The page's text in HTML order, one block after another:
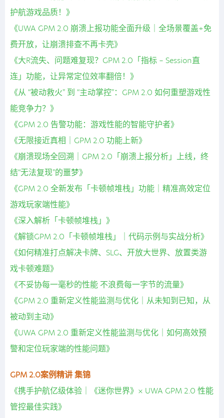
护航游戏品质！》
《UWA GPM 2.0 崩溃上报功能全面升级｜全场景覆盖+免
费开放，让崩溃排查不再卡壳》
《大R流失、问题难复现？GPM 2.0「指标 - Session直
连」功能，让异常定位效率翻倍！》
《从 “被动救火” 到 “主动掌控”：GPM 2.0 如何重塑游戏性
能竞争力？》
《GPM 2.0 告警功能：游戏性能的智能守护者》
《无限接近真相｜GPM 2.0 功能上新》
《崩溃现场全回溯｜GPM 2.0「崩溃上报分析」上线，终
结“无法复现”的噩梦》
《GPM 2.0 全新发布「卡顿帧堆栈」功能｜精准高效定位
游戏玩家端性能》
《深入解析「卡顿帧堆栈」》
《解锁GPM 2.0「卡顿帧堆栈」｜代码示例与实战分析》
《如何精准打点解决卡牌、SLG、开放大世界、放置类游
戏卡顿难题》
《不妥协每一毫秒的性能 不浪费每一字节的流量》
《GPM 2.0 重新定义性能监测与优化｜从未知到已知，从
被动到主动》
《UWA GPM 2.0 重新定义性能监测与优化｜如何高效预
警和定位玩家端的性能问题》
GPM 2.0案例精讲 集锦
《携手护航亿级体验｜《迷你世界》× UWA GPM 2.0 性能
管控最佳实践》